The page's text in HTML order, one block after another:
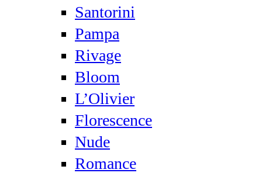
Santorini
Pampa
Rivage
Bloom
L’Olivier
Florescence
Nude
Romance